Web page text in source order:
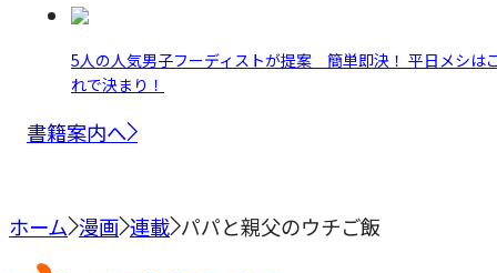
5人の人気男子フーディストが提案 簡単即決！ 平日メシは
れで決まり！
書籍案内へ
ホーム 漫画 連載 パパと親父のウチご飯